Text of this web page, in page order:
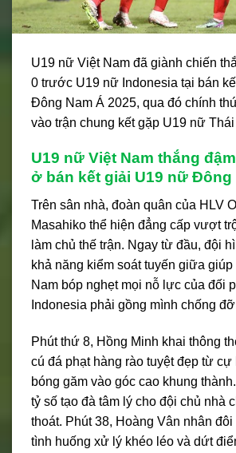
U19 nữ Việt Nam đã giành chiến
0 trước U19 nữ Indonesia tại bán
Đông Nam Á 2025, qua đó chính
vào trận chung kết gặp U19 nữ Thái
U19 nữ Việt Nam thắng
ở bán kết giải U19 nữ Đông
Trên sân nhà, đoàn quân của HLV
Masahiko thể hiện đẳng cấp vượt
làm chủ thế trận. Ngay từ đầu, đội
khả năng kiểm soát tuyến giữa
Nam bóp nghẹt mọi nỗ lực của đối
Indonesia phải gồng mình chống
Phút thứ 8, Hồng Minh khai thông
cú đá phạt hàng rào tuyệt đẹp từ cự
bóng găm vào góc cao khung
tỷ số tạo đà tâm lý cho đội chủ nhà
thoát. Phút 38, Hoàng Vân nhân đôi
tình huống xử lý khéo léo và dứt